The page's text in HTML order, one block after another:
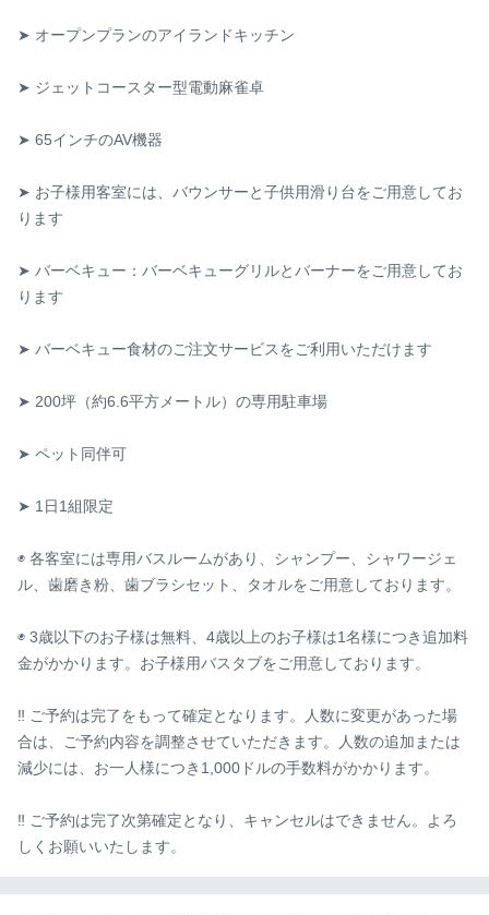
➤ オープンプランのアイランドキッチン
➤ ジェットコースター型電動麻雀卓
➤ 65インチのAV機器
➤ お子様用客室には、バウンサーと子供用滑り台をご用意してお
ります
➤ バーベキュー：バーベキューグリルとバーナーをご用意してお
ります
➤ バーベキュー食材のご注文サービスをご利用いただけます
➤ 200坪（約6.6平方メートル）の専用駐車場
➤ ペット同伴可
➤ 1日1組限定
◉ 各客室には専用バスルームがあり、シャンプー、シャワージェ
ル、歯磨き粉、歯ブラシセット、タオルをご用意しております。
◉ 3歳以下のお子様は無料、4歳以上のお子様は1名様につき追加料
金がかかります。お子様用バスタブをご用意しております。
‼️ ご予約は完了をもって確定となります。人数に変更があった場
合は、ご予約内容を調整させていただきます。人数の追加または
減少には、お一人様につき1,000ドルの手数料がかかります。
‼️ ご予約は完了次第確定となり、キャンセルはできません。よろ
しくお願いいたします。